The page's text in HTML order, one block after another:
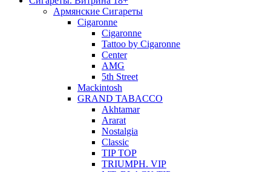
Армянские Сигареты
Cigaronne
Cigaronne
Tattoo by Cigaronne
Center
AMG
5th Street
Mackintosh
GRAND TABACCO
Akhtamar
Ararat
Nostalgia
Classic
TIP TOP
TRIUMPH. VIP